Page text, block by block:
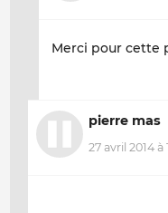
Merci pour cette
pierre mas
27 avril 2014 à